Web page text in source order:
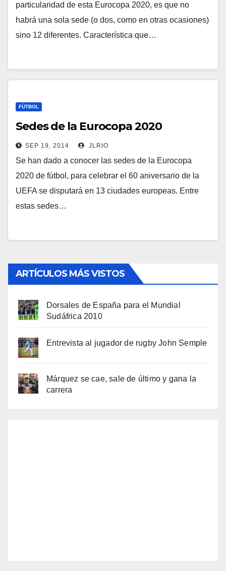
particularidad de esta Eurocopa 2020, es que no
habrá una sola sede (o dos, como en otras ocasiones)
sino 12 diferentes. Característica que…
FÚTBOL
Sedes de la Eurocopa 2020
SEP 19, 2014 JLRIO
Se han dado a conocer las sedes de la Eurocopa
2020 de fútbol, para celebrar el 60 aniversario de la
UEFA se disputará en 13 ciudades europeas. Entre
estas sedes…
ARTÍCULOS MÁS VISTOS
Dorsales de España para el Mundial
Sudáfrica 2010
Entrevista al jugador de rugby John Semple
Márquez se cae, sale de último y gana la
carrera